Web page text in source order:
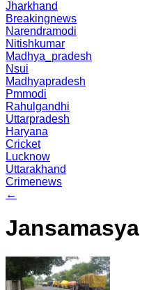
Jharkhand
Breakingnews
Narendramodi
Nitishkumar
Madhya_pradesh
Nsui
Madhyapradesh
Pmmodi
Rahulgandhi
Uttarpradesh
Haryana
Cricket
Lucknow
Uttarakhand
Crimenews
←
Jansamasya